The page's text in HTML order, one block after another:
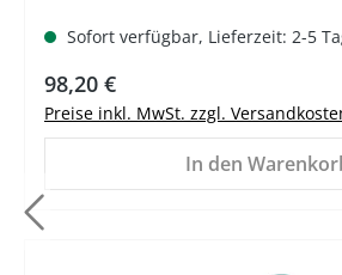
Sofort verfügbar, Lieferzeit: 2-5
Regulärer Preis:
98,20 €
Preise inkl. MwSt. zzgl.
In den